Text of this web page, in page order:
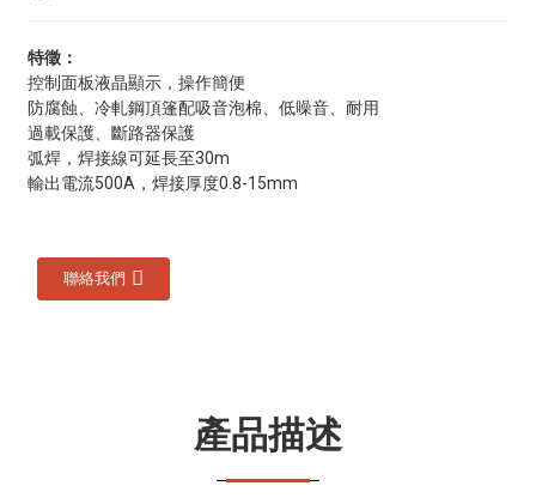
特徵：
控制面板液晶顯示，操作簡便
防腐蝕、冷軋鋼頂篷配吸音泡棉、低噪音、耐用
過載保護、斷路器保護
弧焊，焊接線可延長至30m
輸出電流500A，焊接厚度0.8-15mm
聯絡我們
產品描述